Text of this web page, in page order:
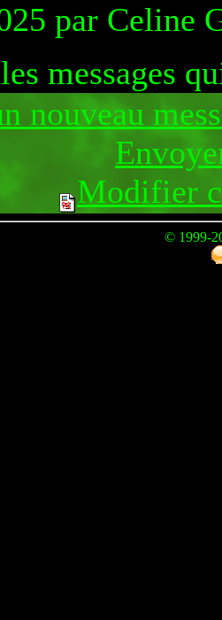
par Celine
messages
nouveau
Modifier
© 1999-